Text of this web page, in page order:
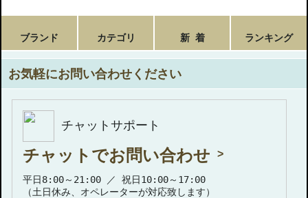
ブランド カテゴリ 新 着 ランキング
お気軽にお問い合わせください
チャットサポート
チャットでお問い合わせ
平日8:00～21:00 ／ 祝日10:00～17:00
（土日休み、オペレーターが対応致します）